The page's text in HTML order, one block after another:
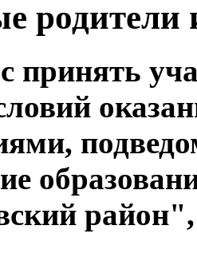
родители
принять